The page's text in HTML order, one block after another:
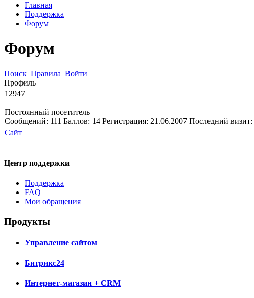
Главная
Поддержка
Форум
Форум
Поиск Правила Войти
Профиль
12947
Постоянный посетитель
Сообщений: 111 Баллов: 14 Регистрация: 21.06.2007 Последний визит:
Сайт
Центр поддержки
Поддержка
FAQ
Мои обращения
Продукты
Управление сайтом
Битрикс24
Интернет-магазин + CRM